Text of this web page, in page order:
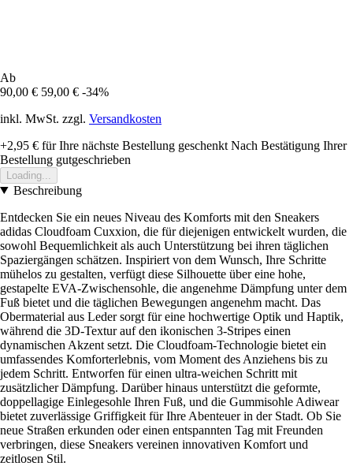
Ab
90,00 € 59,00 € -34%
inkl. MwSt. zzgl. Versandkosten
+2,95 € für Ihre nächste Bestellung geschenkt Nach Bestätigung Ihrer
Bestellung gutgeschrieben
Loading...
Beschreibung
Entdecken Sie ein neues Niveau des Komforts mit den Sneakers
adidas Cloudfoam Cuxxion, die für diejenigen entwickelt wurden, die
sowohl Bequemlichkeit als auch Unterstützung bei ihren täglichen
Spaziergängen schätzen. Inspiriert von dem Wunsch, Ihre Schritte
mühelos zu gestalten, verfügt diese Silhouette über eine hohe,
gestapelte EVA-Zwischensohle, die angenehme Dämpfung unter dem
Fuß bietet und die täglichen Bewegungen angenehm macht. Das
Obermaterial aus Leder sorgt für eine hochwertige Optik und Haptik,
während die 3D-Textur auf den ikonischen 3-Stripes einen
dynamischen Akzent setzt. Die Cloudfoam-Technologie bietet ein
umfassendes Komforterlebnis, vom Moment des Anziehens bis zu
jedem Schritt. Entworfen für einen ultra-weichen Schritt mit
zusätzlicher Dämpfung. Darüber hinaus unterstützt die geformte,
doppellagige Einlegesohle Ihren Fuß, und die Gummisohle Adiwear
bietet zuverlässige Griffigkeit für Ihre Abenteuer in der Stadt. Ob Sie
neue Straßen erkunden oder einen entspannten Tag mit Freunden
verbringen, diese Sneakers vereinen innovativen Komfort und
zeitlosen Stil.